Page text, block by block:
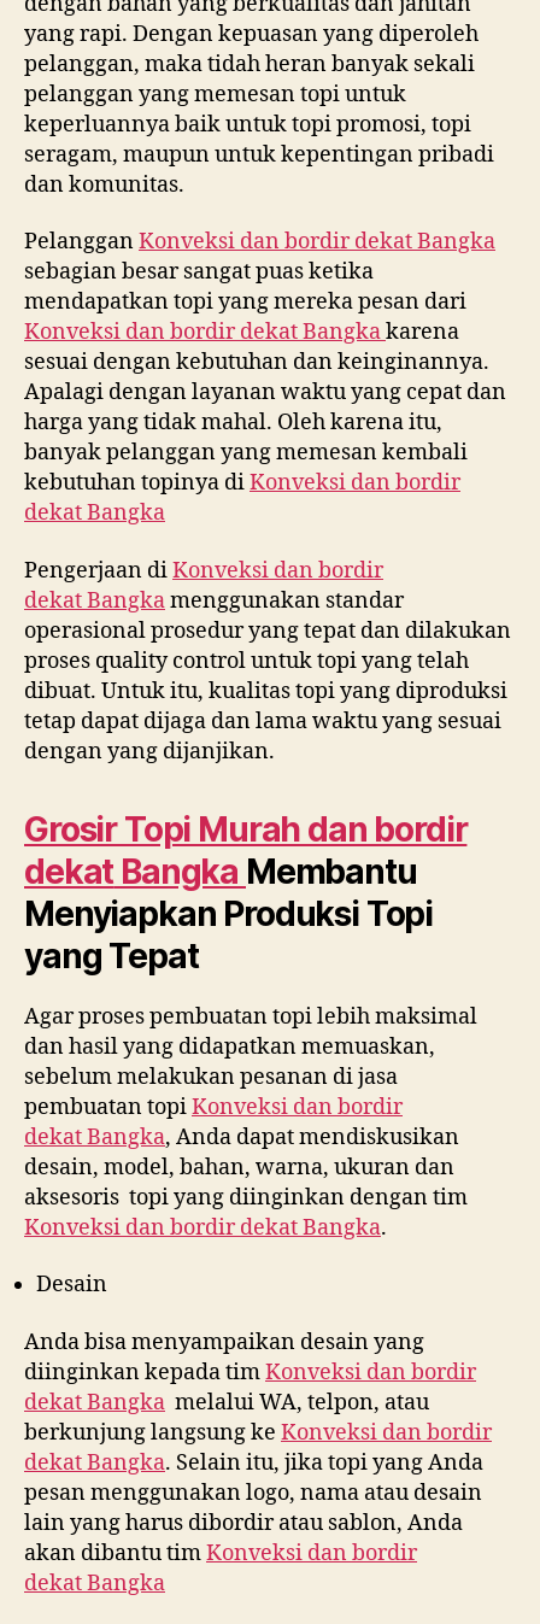
yang rapi. Dengan kepuasan yang diperoleh
pelanggan, maka tidah heran banyak sekali
pelanggan yang memesan topi untuk
keperluannya baik untuk topi promosi, topi
seragam, maupun untuk kepentingan pribadi
dan komunitas.
PelangganKonveksi dan bordir dekatBangka
sebagian besar sangat puas ketika
mendapatkan topi yang mereka pesan dari
Konveksi dan bordir dekatBangkakarena
sesuai dengan kebutuhan dan keinginannya.
Apalagi dengan layanan waktu yang cepat dan
harga yang tidak mahal. Oleh karena itu,
banyak pelanggan yang memesan kembali
kebutuhan topinya diKonveksi dan bordir
dekatBangka
Pengerjaan diKonveksi dan bordir
dekatBangkamenggunakan standar
operasional prosedur yang tepat dan dilakukan
proses quality control untuk topi yang telah
dibuat. Untuk itu, kualitas topi yang diproduksi
tetap dapat dijaga dan lama waktu yang sesuai
dengan yang dijanjikan.
Grosir Topi Murah dan bordir
dekat Bangka Membantu
Menyiapkan Produksi Topi
yang Tepat
Agar proses pembuatan topi lebih maksimal
dan hasil yang didapatkan memuaskan,
sebelum melakukan pesanan di jasa
pembuatan topiKonveksi dan bordir
dekatBangka, Anda dapat mendiskusikan
desain, model, bahan, warna, ukuran dan
aksesoris topi yang diinginkan dengan tim
Konveksi dan bordir dekatBangka.
Desain
Anda bisa menyampaikan desain yang
diinginkan kepada timKonveksi dan bordir
dekatBangka melalui WA, telpon, atau
berkunjung langsung ke Konveksi dan bordir
dekatBangka. Selain itu, jika topi yang Anda
pesan menggunakan logo, nama atau desain
lain yang harus dibordir atau sablon, Anda
akan dibantu timKonveksi dan bordir
dekatBangka